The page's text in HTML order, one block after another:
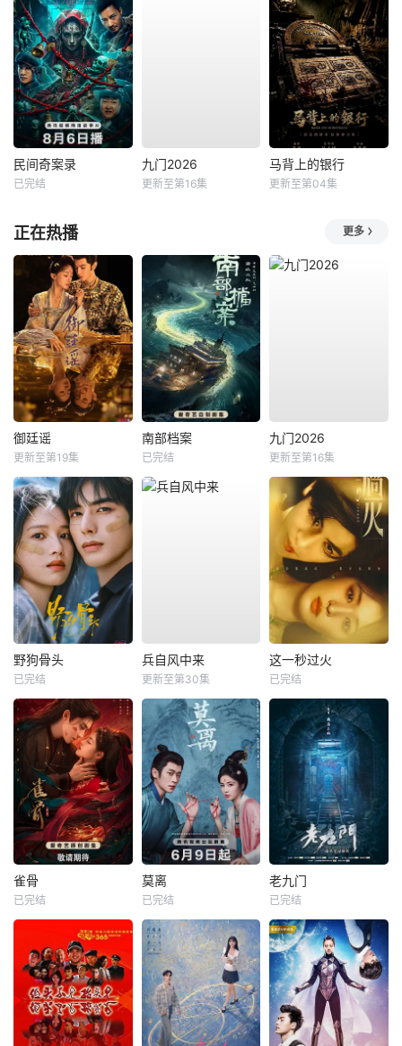
民间奇案录
已完结
九门2026
更新至第16集
马背上的银行
更新至第04集
正在热播 更多
御廷谣
更新至第19集
南部档案
已完结
九门2026
更新至第16集
野狗骨头
已完结
兵自风中来
更新至第30集
这一秒过火
已完结
雀骨
已完结
莫离
已完结
老九门
已完结